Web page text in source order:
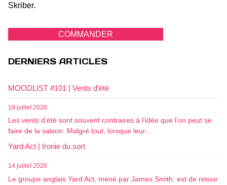
Skriber.
COMMANDER
DERNIERS ARTICLES
MOODLIST #101 | Vents d’été
19 juillet 2026
Les vents d’été sont souvent contraires à l’idée que l’on peut se
faire de la saison. Malgré tout, lorsque leur…
Yard Act | Ironie du sort
14 juillet 2026
Le groupe anglais Yard Act, mené par James Smith, est de retour